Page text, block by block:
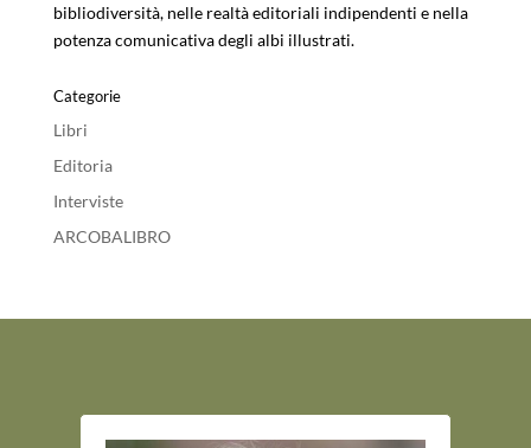
bibliodiversità, nelle realtà editoriali indipendenti e nella
potenza comunicativa degli albi illustrati.
Categorie
Libri
Editoria
Interviste
ARCOBALIBRO